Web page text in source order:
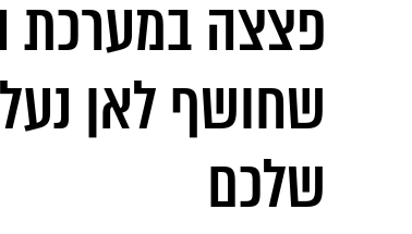
פצצה במערכת
שחושף לאן
שלכם